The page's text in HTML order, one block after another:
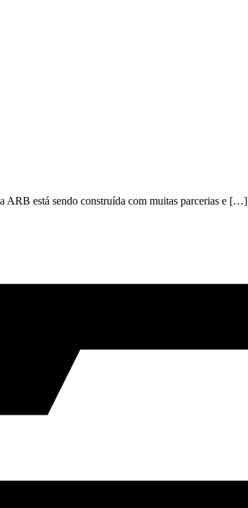
ARB está sendo construída com muitas parcerias e […]